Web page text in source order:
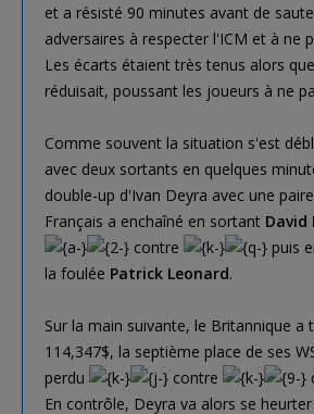
et a résisté 90 minutes avant de
adversaires à respecter l'ICM et à ne
Les écarts étaient très tenus alors
réduisait, poussant les joueurs à ne
Comme souvent la situation s'est
avec deux sortants en quelques
double-up d'Ivan Deyra avec une
Français a enchaîné en sortant David
contre
puis
la foulée Patrick Leonard.
Sur la main suivante, le Britannique a
114,347$, la septième place de ses
perdu
contre
En contrôle, Deyra va alors se